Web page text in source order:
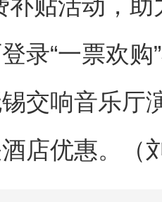
补贴活动，
录“一票欢
交响音乐厅
店优惠。（